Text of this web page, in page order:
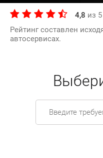
4,8 из 5
Рейтинг составлен
автосервисах.